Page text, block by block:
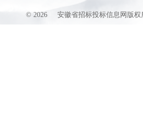
© 2026 安徽省招标投标信息网版